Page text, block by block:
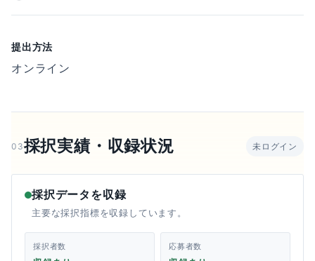
提出方法
オンライン
03採択実績・収録状況 未ログイン
採択データを収録
主要な採択指標を収録しています。
採択者数 応募者数